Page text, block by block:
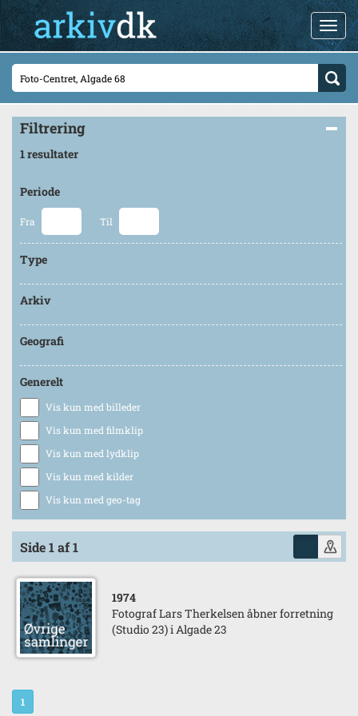
Filtrering
1 resultater
Periode
Fra Til
Type
Arkiv
Geografi
Generelt
Vis kun med billeder
Vis kun med filmklip
Vis kun med lydklip
Vis kun med kilder
Vis kun med geo-tag
Side 1 af 1
1974
Fotograf Lars Therkelsen åbner forretning
(Studio 23) i Algade 23
1